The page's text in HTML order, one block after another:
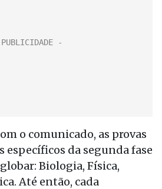
o comunicado, as provas
específicos da segunda fase
Biologia, Física,
Até então, cada